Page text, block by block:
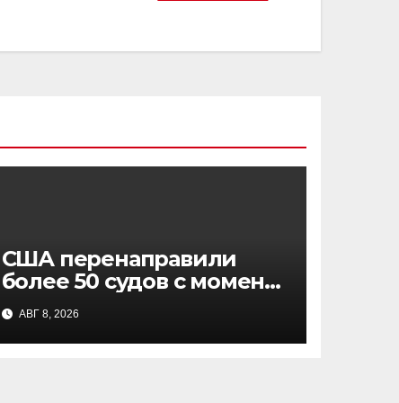
США перенаправили
более 50 судов с момента
возобновления морской
блокады Ирана:
заявление CENTCOM
АВГ 8, 2026